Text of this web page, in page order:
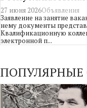
27 июня 2026Объявления
Заявление на занятие
нему документы
Квалификационную
электронной п...
ПОПУЛЯРНЫЕ